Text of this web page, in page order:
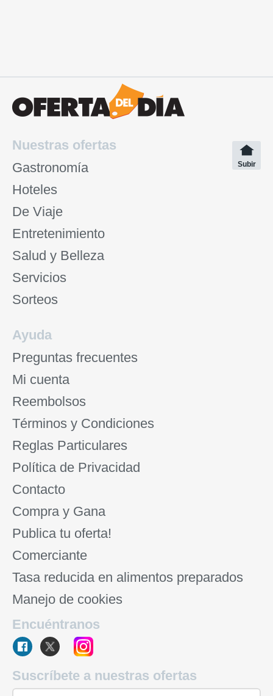
Nuestras ofertas
Gastronomía
Hoteles
De Viaje
Entretenimiento
Salud y Belleza
Servicios
Sorteos
Subir
Ayuda
Preguntas frecuentes
Mi cuenta
Reembolsos
Términos y Condiciones
Reglas Particulares
Política de Privacidad
Contacto
Compra y Gana
Publica tu oferta!
Comerciante
Tasa reducida en alimentos preparados
Manejo de cookies
Encuéntranos
Suscríbete a nuestras ofertas